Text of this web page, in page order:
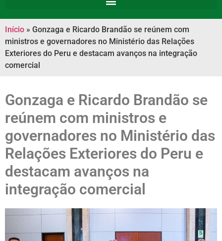
Início » Gonzaga e Ricardo Brandão se reúnem com
ministros e governadores no Ministério das Relações
Exteriores do Peru e destacam avanços na integração
comercial
Gonzaga e Ricardo Brandão se
reúnem com ministros e
governadores no Ministério das
Relações Exteriores do Peru e
destacam avanços na
integração comercial